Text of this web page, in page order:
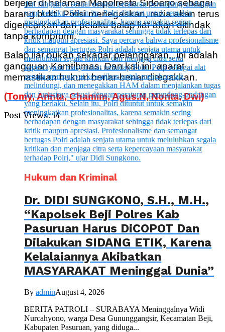
berjejer di halaman Mapolresta Sidoarjo sebagai
barang bukti. Polisi menegaskan, razia akan terus
digencarkan dan pelaku balap liar akan ditindak
tanpa kompromi.
Balap liar bukan sekadar pelanggaran, ini adalah
gangguan Kamtibmas. Dan kali ini, aparat
memastikan hukum benar-benar ditegakkan.
(Tomy, Arinta, Chamim, Agus.N, Norita, Dwi)
Post Views: 14
Hukum dan Kriminal
Dr. DIDI SUNGKONO, S.H., M.H.,
“Kapolsek Beji Polres Kab
Pasuruan Harus DiCOPOT Dan
Dilakukan SIDANG ETIK, Karena
Kelalaiannya Akibatkan
MASYARAKAT Meninggal Dunia”
By adminAugust 4, 2026
BERITA PATROLI – SURABAYA Meninggalnya Widi
Nurcahyono, warga Desa Gununggangsir, Kecamatan Beji,
Kabupaten Pasuruan, yang diduga...